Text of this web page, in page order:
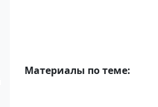
Материалы по теме: